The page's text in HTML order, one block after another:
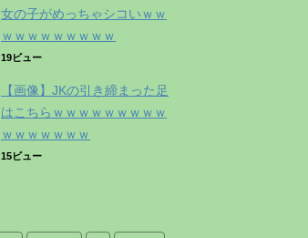
女の子がめっちゃシコいｗｗ
ｗｗｗｗｗｗｗｗｗ
19ビュー
【画像】JKの引き締まった足
はこちらｗｗｗｗｗｗｗｗｗ
ｗｗｗｗｗｗｗ
15ビュー